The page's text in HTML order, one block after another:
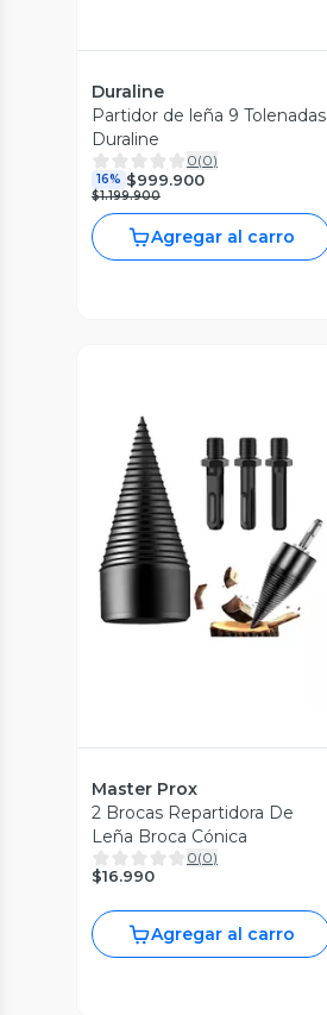
Duraline
Partidor de leña 9 Tolenadas
Duraline
0(0)
16% $999.900
$1.199.900
Agregar al carro
Vista Previa
Master Prox
2 Brocas Repartidora De
Leña Broca Cónica
0(0)
$16.990
Agregar al carro